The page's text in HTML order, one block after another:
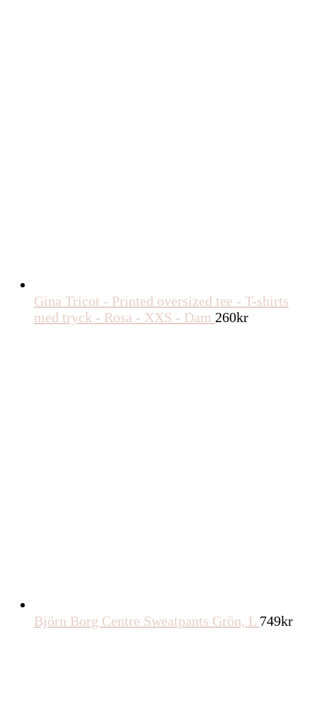
Gina Tricot - Printed oversized tee - T-shirts
med tryck - Rosa - XXS - Dam 260kr
Björn Borg Centre Sweatpants Grön, L 749kr